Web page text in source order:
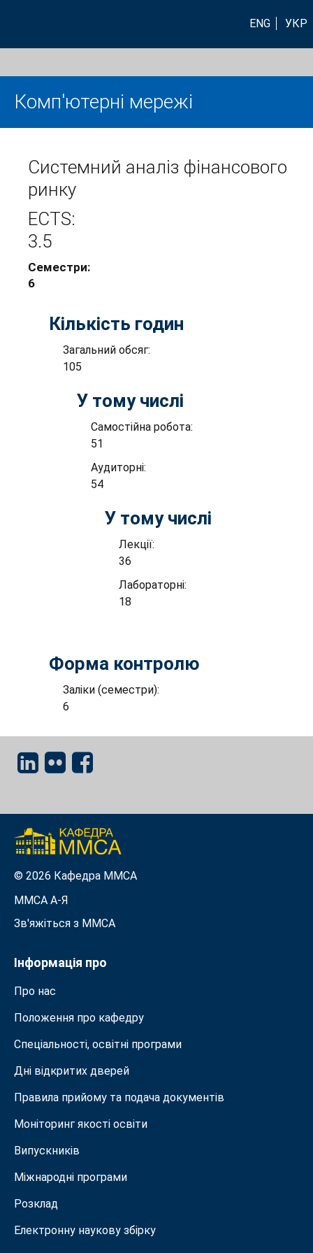
ENG УКР
Комп'ютерні мережі
Системний аналіз фінансового
ринку
ECTS:
3.5
Семестри:
6
Кількість годин
Загальний обсяг:
105
У тому числі
Самостійна робота:
51
Аудиторні:
54
У тому числі
Лекції:
36
Лабораторні:
18
Форма контролю
Заліки (семестри):
6
© 2026 Кафедра ММСА
ММСА A-Я
Зв'яжіться з MMСА
Інформація про
Про нас
Положення про кафедру
Спеціальності, освітні програми
Дні відкритих дверей
Правила прийому та подача документiв
Моніторинг якості освіти
Випускників
Міжнародні програми
Розклад
Електронну наукову збірку